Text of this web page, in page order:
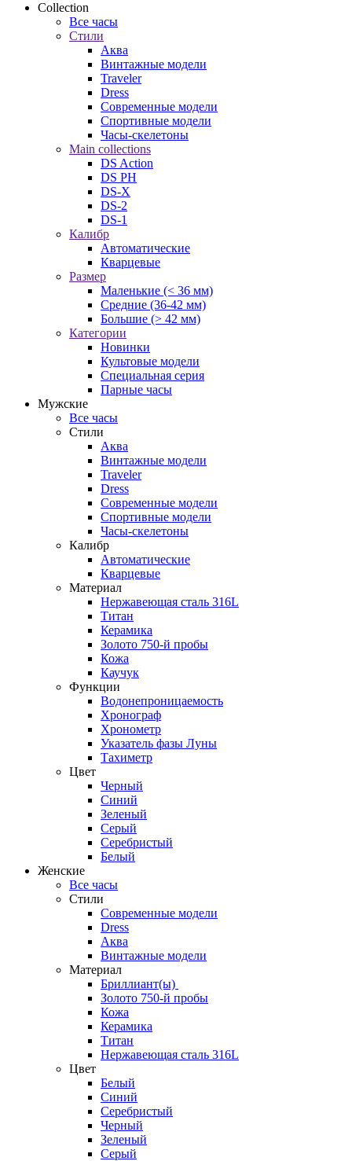
Collection
Все часы
Стили
Аква
Винтажные модели
Traveler
Dress
Современные модели
Спортивные модели
Часы-скелетоны
Main collections
DS Action
DS PH
DS-X
DS-2
DS-1
Калибр
Автоматические
Кварцевые
Размер
Маленькие (< 36 мм)
Средние (36-42 мм)
Большие (> 42 мм)
Категории
Новинки
Культовые модели
Специальная серия
Парные часы
Мужские
Все часы
Стили
Аква
Винтажные модели
Traveler
Dress
Современные модели
Спортивные модели
Часы-скелетоны
Калибр
Автоматические
Кварцевые
Материал
Нержавеющая сталь 316L
Титан
Керамика
Золото 750-й пробы
Кожа
Каучук
Функции
Водонепроницаемость
Хронограф
Хронометр
Указатель фазы Луны
Тахиметр
Цвет
Черный
Синий
Зеленый
Серый
Серебристый
Белый
Женские
Все часы
Стили
Современные модели
Dress
Аква
Винтажные модели
Материал
Бриллиант(ы)
Золото 750-й пробы
Кожа
Керамика
Титан
Нержавеющая сталь 316L
Цвет
Белый
Синий
Серебристый
Черный
Зеленый
Серый